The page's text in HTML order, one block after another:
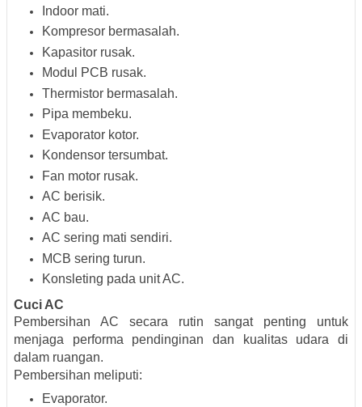
Indoor mati.
Kompresor bermasalah.
Kapasitor rusak.
Modul PCB rusak.
Thermistor bermasalah.
Pipa membeku.
Evaporator kotor.
Kondensor tersumbat.
Fan motor rusak.
AC berisik.
AC bau.
AC sering mati sendiri.
MCB sering turun.
Konsleting pada unit AC.
Cuci AC
Pembersihan AC secara rutin sangat penting untuk
menjaga performa pendinginan dan kualitas udara di
dalam ruangan.
Pembersihan meliputi:
Evaporator.